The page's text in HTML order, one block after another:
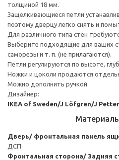
толщиной 18 мм.
Защелкивающиеся петли
поэтому дверцу легко снять и
Для различного типа стен
Выберите подходящие для ваших
саморезы и т. п. (не прилагаются).
Петли регулируются по высоте,
Ножки и цоколи продаются
Можно дополнить ручкой.
Дизайнер:
IKEA of Sweden/J Löfgren/J
Дверь/ фронтальная панель
ДСП
Фронтальная сторона/ Задняя